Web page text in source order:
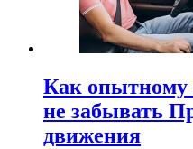
Как опытному
не забывать
движения